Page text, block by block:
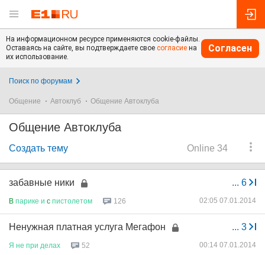
На информационном ресурсе применяются cookie-файлы.
Оставаясь на сайте, вы подтверждаете свое согласие на
их использование.
Согласен
Поиск по форумам
Общение Автоклуб Общение Автоклуба
Общение Автоклуба
Online 34
Создать тему
... 6
забавные ники
B парике и c пистолетом 126 02:05 07.01.2014
... 3
Ненужная платная услуга Мегафон
Я не при делах 52 00:14 07.01.2014